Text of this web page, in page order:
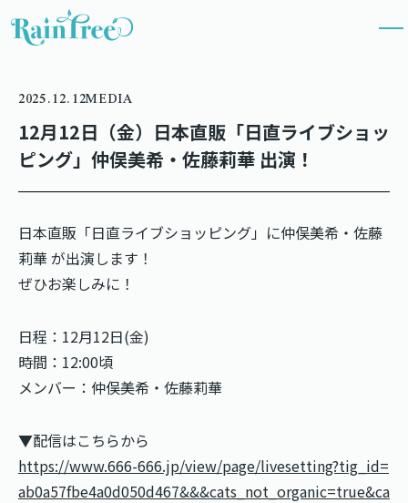
2025.12.12MEDIA
12月12日（金）日本直販「日直ライブショッ
ピング」仲俣美希・佐藤莉華 出演！
日本直販「日直ライブショッピング」に仲俣美希・佐藤
莉華 が出演します！
ぜひお楽しみに！
日程：12月12日(金)
時間：12:00頃
メンバー：仲俣美希・佐藤莉華
▼配信はこちらから
https://www.666-666.jp/view/page/livesetting?tig_id=
ab0a57fbe4a0d050d467&&&cats_not_organic=true&ca